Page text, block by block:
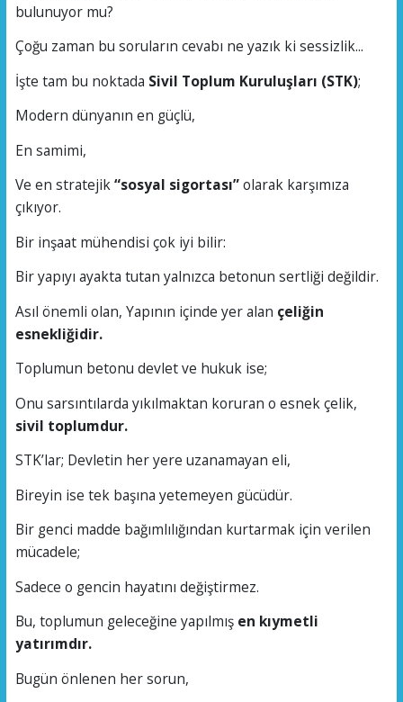
bulunuyor mu?
Çoğu zaman bu soruların cevabı ne yazık ki sessizlik...
İşte tam bu noktada Sivil Toplum Kuruluşları (STK);
Modern dünyanın en güçlü,
En samimi,
Ve en stratejik“sosyal sigortası”olarak karşımıza
çıkıyor.
Bir inşaat mühendisi çok iyi bilir:
Bir yapıyı ayakta tutan yalnızca betonun sertliği değildir.
Asıl önemli olan, Yapının içinde yer alan çeliğin
esnekliğidir.
Toplumun betonu devlet ve hukuk ise;
Onu sarsıntılarda yıkılmaktan koruran o esnek çelik,
sivil toplumdur.
STK’lar; Devletin her yere uzanamayan eli,
Bireyin ise tek başına yetemeyen gücüdür.
Bir genci madde bağımlılığından kurtarmak için verilen
mücadele;
Sadece o gencin hayatını değiştirmez.
Bu, toplumun geleceğine yapılmış en kıymetli
yatırımdır.
Bugün önlenen her sorun,